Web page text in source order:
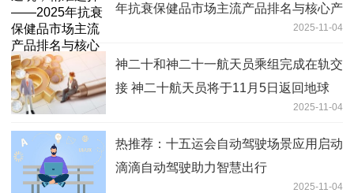
年抗衰保健品市场主流产品排名与核心产
2025-11-04
神二十和神二十一航天员乘组完成在轨交
接 神二十航天员将于11月5日返回地球
2025-11-04
热推荐：十五运会自动驾驶场景应用启动
滴滴自动驾驶助力智慧出行
2025-11-04